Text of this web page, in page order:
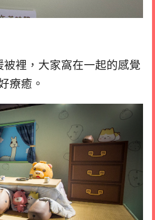
裡，大家窩在一起的感覺
療癒。